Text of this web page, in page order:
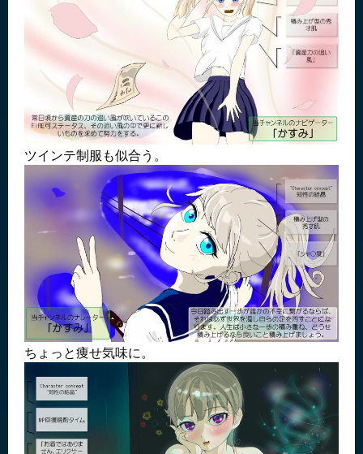
ツインテ制服も似合う。
ちょっと痩せ気味に。